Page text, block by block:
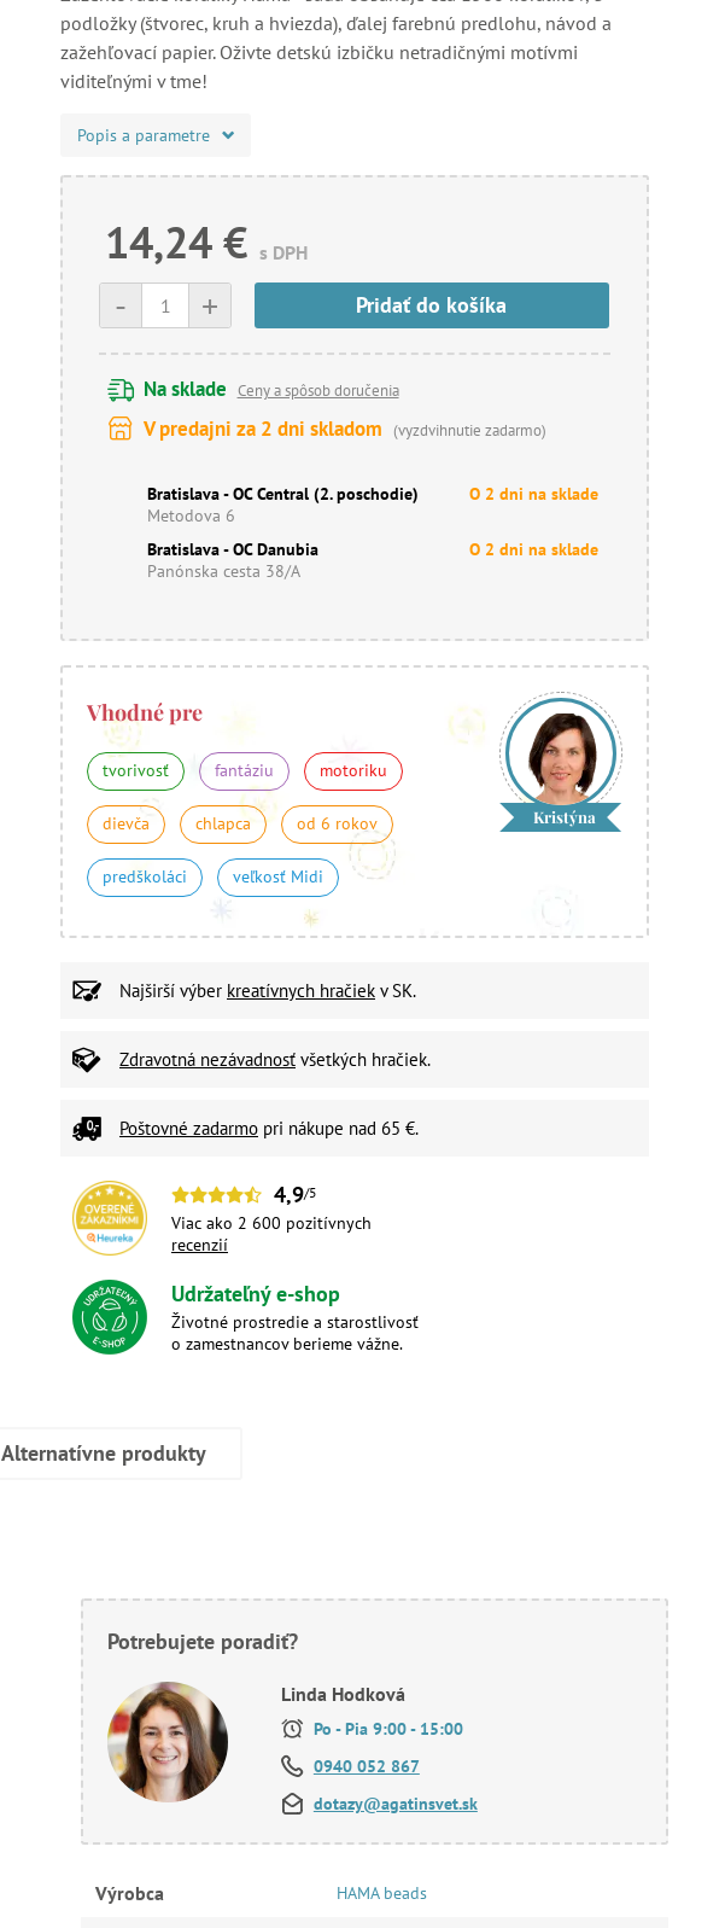
podložky (štvorec, kruh a hviezda), ďalej farebnú predlohu, návod a
zažehľovací papier. Oživte detskú izbičku netradičnými motívmi
viditeľnými v tme!
Popis a parametre
14,24 € s DPH
+
- Pridať do košíka
Na sklade Ceny a spôsob doručenia
V predajni za 2 dni skladom (vyzdvihnutie zadarmo)
Bratislava - OC Central (2. poschodie)
Metodova 6
O 2 dni na sklade
Bratislava - OC Danubia
Panónska cesta 38/A
O 2 dni na sklade
Vhodné pre
tvorivosť fantáziu motoriku
dievča chlapca od 6 rokov
predškoláci veľkosť Midi
Kristýna
Najširší výber kreatívnych hračiek v SK.
Zdravotná nezávadnosť všetkých hračiek.
Poštovné zadarmo pri nákupe nad 65 €.
4,9/5
Viac ako 2 600 pozitívnych
recenzií
Udržateľný e-shop
Životné prostredie a starostlivosť
o zamestnancov berieme vážne.
Alternatívne produkty
Potrebujete poradiť?
Linda Hodková
Po - Pia 9:00 - 15:00
0940 052 867
dotazy@agatinsvet.sk
Výrobca HAMA beads